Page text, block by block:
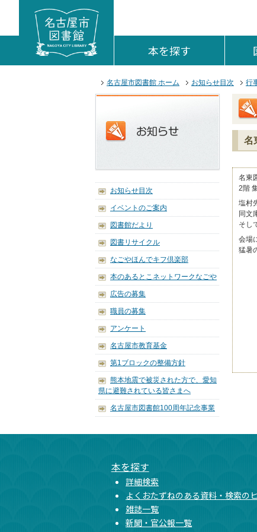
ここからサイト内共通メニューです。
サイト内共通メニューをスキップする
本を探す
サイト内共通メニューここまで。
名古屋市図書館 ホーム
お知らせ目次 行
お知らせ目次
イベントのご案内
図書館だより
図書リサイクル
なごやほんでキフ倶楽部
本のあるとこネットワークなごや
広告の募集
職員の募集
アンケート
名古屋市教育基金
第1ブロックの整備方針
熊本地震で被災された方で、愛知
県に避難されている皆さまへ
名古屋市図書館100周年記念事業
名
名東
2階
塩村
同文
そし
会場
猛暑
本を探す
詳細検索
よくおたずねのある資料・検索の
雑誌一覧
新聞・官公報一覧